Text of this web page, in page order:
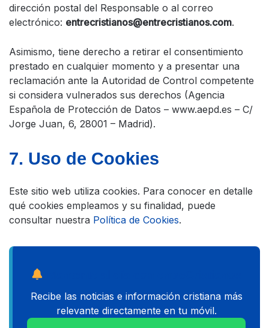
dirección postal del Responsable o al correo
electrónico: entrecristianos@entrecristianos.com.
Asimismo, tiene derecho a retirar el consentimiento
prestado en cualquier momento y a presentar una
reclamación ante la Autoridad de Control competente
si considera vulnerados sus derechos (Agencia
Española de Protección de Datos – www.aepd.es – C/
Jorge Juan, 6, 28001 – Madrid).
7. Uso de Cookies
Este sitio web utiliza cookies. Para conocer en detalle
qué cookies empleamos y su finalidad, puede
consultar nuestra Política de Cookies.
Recibe las noticias e información cristiana más
relevante directamente en tu móvil.